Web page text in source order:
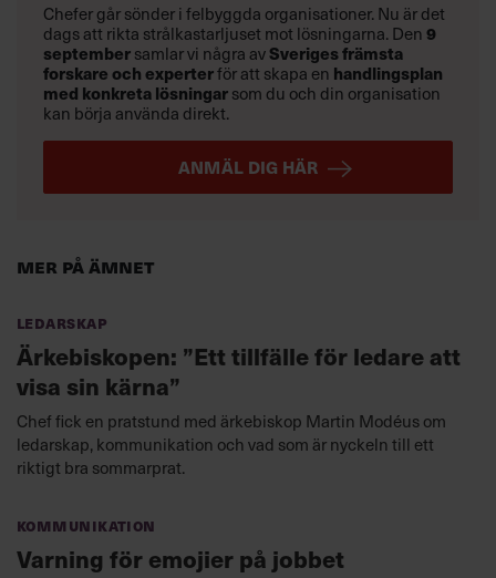
Mer på ämnet
Ledarskap
Ärkebiskopen: ”Ett tillfälle för ledare att
visa sin kärna”
Chef fick en pratstund med ärkebiskop Martin Modéus om
ledarskap, kommunikation och vad som är nyckeln till ett
riktigt bra sommarprat.
Kommunikation
Varning för emojier på jobbet
Chefer går sönder i felbyggda organisationer. Nu är det
dags att rikta strålkastarljuset mot lösningarna. Den9
septembersamlar vi några avSveriges främsta
forskare och experterför att skapa en handlingsplan
med konkreta lösningarsom du och din organisation
kan börja använda direkt.
ANMÄL DIG HÄR